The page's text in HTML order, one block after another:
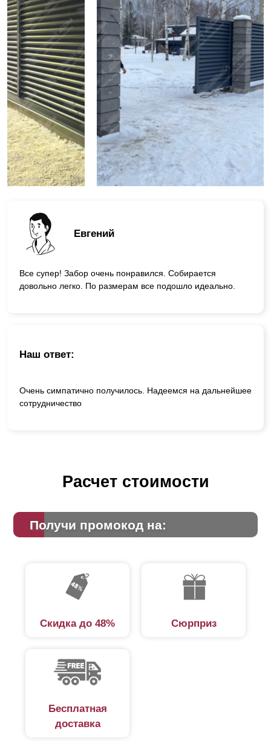
Евгений
Все супер! Забор очень понравился. Собирается
довольно легко. По размерам все подошло идеально.
Наш ответ:
Очень симпатично получилось. Надеемся на дальнейшее
сотрудничество
Расчет стоимости
Получи промокод на:
Скидка до 48% Сюрприз
Бесплатная
доставка